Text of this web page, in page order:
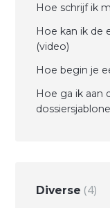
Hoe schrijf ik
Hoe kan ik de
(video)
Hoe begin je
Hoe ga ik aan
Diverse 4